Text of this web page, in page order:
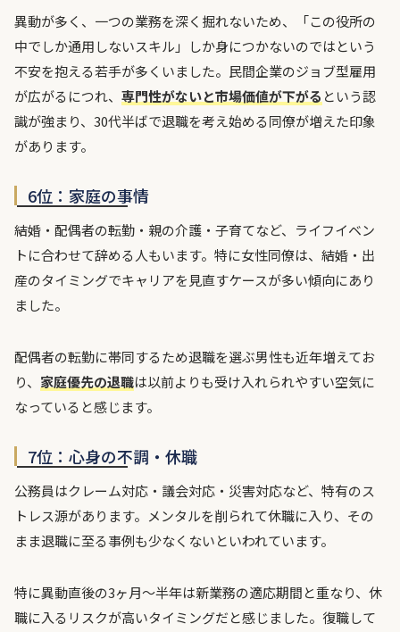
異動が多く、一つの業務を深く掘れないため、「この役所の
中でしか通用しないスキル」しか身につかないのではという
不安を抱える若手が多くいました。民間企業のジョブ型雇用
が広がるにつれ、 専門性がないと市場価値が下がる という認
識が強まり、30代半ばで退職を考え始める同僚が増えた印象
があります。
6位：家庭の事情
結婚・配偶者の転勤・親の介護・子育てなど、ライフイベン
トに合わせて辞める人もいます。特に女性同僚は、結婚・出
産のタイミングでキャリアを見直すケースが多い傾向にあり
ました。
配偶者の転勤に帯同するため退職を選ぶ男性も近年増えてお
り、 家庭優先の退職は以前よりも受け入れられやすい空気に
なっていると感じます。
7位：心身の不調・休職
公務員はクレーム対応・議会対応・災害対応など、特有のス
トレス源があります。メンタルを削られて休職に入り、その
まま退職に至る事例も少なくないといわれています。
特に異動直後の3ヶ月〜半年は新業務の適応期間と重なり、休
職に入るリスクが高いタイミングだと感じました。復職して